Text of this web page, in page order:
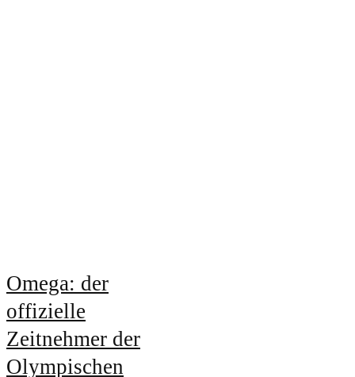
Omega: der
offizielle
Zeitnehmer der
Olympischen